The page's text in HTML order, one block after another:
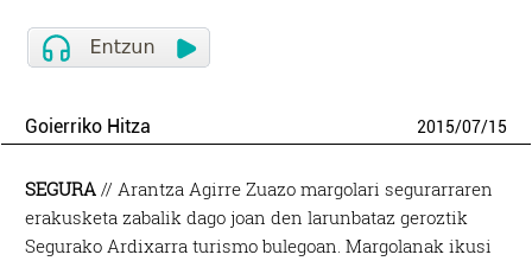
Goierriko Hitza 2015/07/15
SEGURA// Arantza Agirre Zuazo margolari segurarraren
erakusketa zabalik dago joan den larunbataz geroztik
Segurako Ardixarra turismo bulegoan. Margolanak ikusi